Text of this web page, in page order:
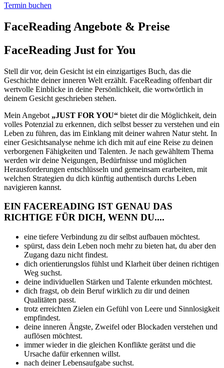
Termin buchen
FaceReading Angebote & Preise
FaceReading Just for You
Stell dir vor, dein Gesicht ist ein einzigartiges Buch, das die
Geschichte deiner inneren Welt erzählt. FaceReading offenbart dir
wertvolle Einblicke in deine Persönlichkeit, die wortwörtlich in
deinem Gesicht geschrieben stehen.
Mein Angebot „JUST FOR YOU“ bietet dir die Möglichkeit, dein
volles Potenzial zu erkennen, dich selbst besser zu verstehen und ein
Leben zu führen, das im Einklang mit deiner wahren Natur steht. In
einer Gesichtsanalyse nehme ich dich mit auf eine Reise zu deinen
verborgenen Fähigkeiten und Talenten. Je nach gewähltem Thema
werden wir deine Neigungen, Bedürfnisse und möglichen
Herausforderungen entschlüsseln und gemeinsam erarbeiten, mit
welchen Strategien du dich künftig authentisch durchs Leben
navigieren kannst.
EIN FACEREADING IST GENAU DAS
RICHTIGE FÜR DICH, WENN DU....
eine tiefere Verbindung zu dir selbst aufbauen möchtest.
spürst, dass dein Leben noch mehr zu bieten hat, du aber den
Zugang dazu nicht findest.
dich orientierungslos fühlst und Klarheit über deinen richtigen
Weg suchst.
deine individuellen Stärken und Talente erkunden möchtest.
dich fragst, ob dein Beruf wirklich zu dir und deinen
Qualitäten passt.
trotz erreichten Zielen ein Gefühl von Leere und Sinnlosigkeit
empfindest.
deine inneren Ängste, Zweifel oder Blockaden verstehen und
auflösen möchtest.
immer wieder in die gleichen Konflikte gerätst und die
Ursache dafür erkennen willst.
nach deiner Lebensaufgabe suchst.